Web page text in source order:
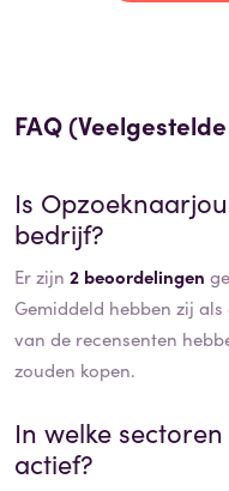
FAQ
Is
bedrijf?
Er zijn 2 beoordelingen
Gemiddeld hebben zij als
van de recensenten
zouden kopen.
In welke sectoren
actief?